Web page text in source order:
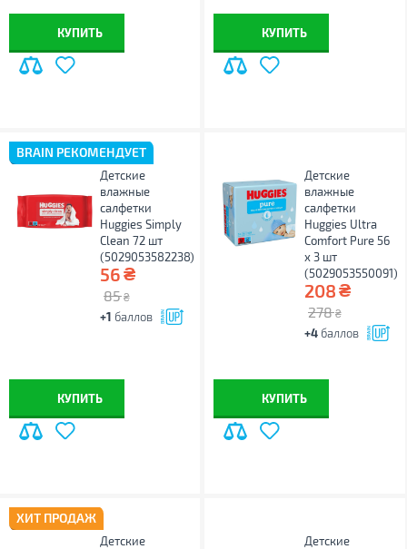
КУПИТЬ КУПИТЬ
BRAIN РЕКОМЕНДУЕТ
Детские
влажные
салфетки
Huggies Simply
Clean 72 шт
(5029053582238)
56₴
85 ₴
+1 баллов
КУПИТЬ
Детские
влажные
салфетки
Huggies Ultra
Comfort Pure 56
х 3 шт
(5029053550091)
208₴
278 ₴
+4 баллов
КУПИТЬ
ХИТ ПРОДАЖ
Детские
Детские